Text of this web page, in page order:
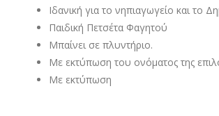
Ιδανική για το νηπιαγωγείο και το
Παιδική Πετσέτα Φαγητού
Μπαίνει σε πλυντήριο.
Με εκτύπωση του ονόματος της
Με εκτύπωση